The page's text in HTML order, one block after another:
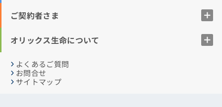
ご契約者さま
オリックス生命について
よくあるご質問
お問合せ
サイトマップ